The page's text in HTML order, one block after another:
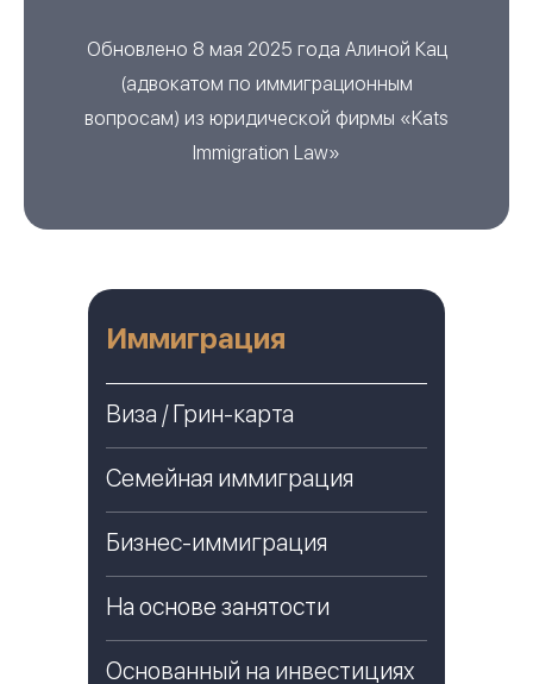
Обновлено 8 мая 2025 года Алиной Кац
(адвокатом по иммиграционным
вопросам) из юридической фирмы «Kats
Immigration Law»
Иммиграция
Виза / Грин-карта
Семейная иммиграция
Бизнес-иммиграция
На основе занятости
Основанный на инвестициях